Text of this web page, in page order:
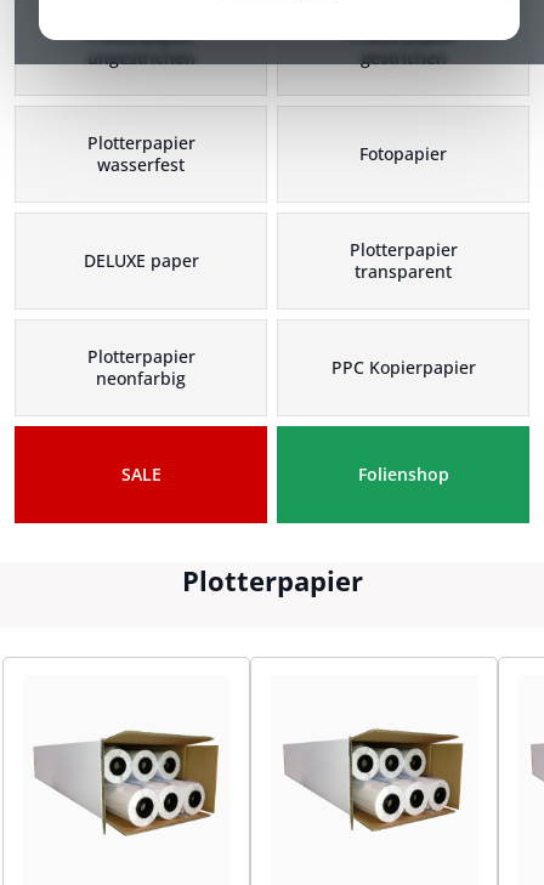
Plotterpapier
ungestrichen
Plotterpapier
gestrichen
Plotterpapier
wasserfest
Fotopapier
DELUXE paper
Plotterpapier
transparent
Plotterpapier
neonfarbig
PPC Kopierpapier
SALE Folienshop
Plotterpapier